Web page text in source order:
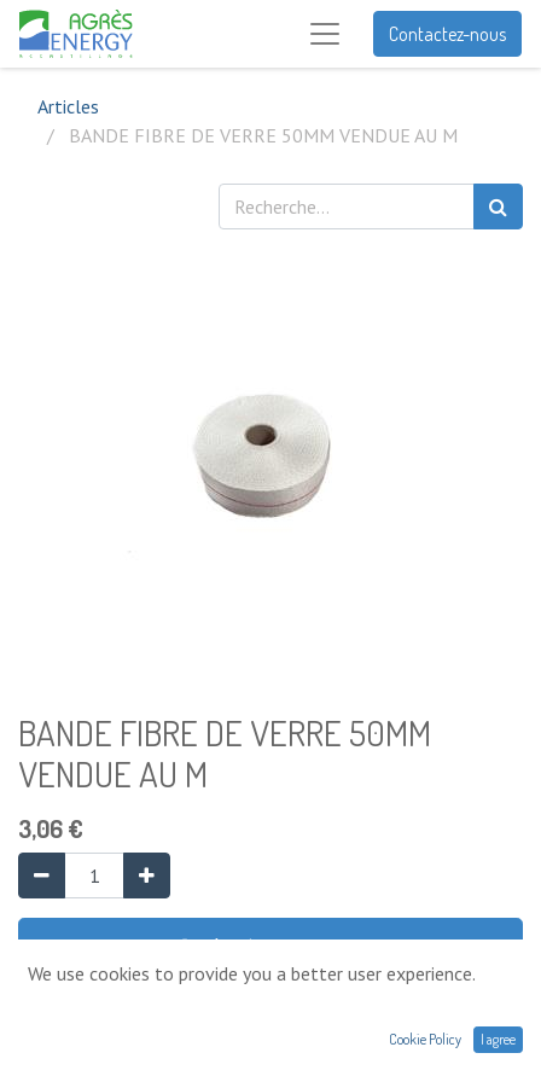
Contactez-nous
Articles
BANDE FIBRE DE VERRE 50MM VENDUE AU M
BANDE FIBRE DE VERRE 50MM
VENDUE AU M
3,06€
Ajouter au panier
We use cookies to provide you a better user experience.
Cookie Policy I agree